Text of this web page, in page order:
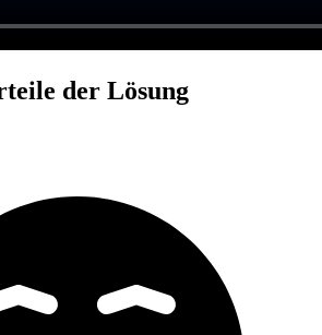
der Lösung